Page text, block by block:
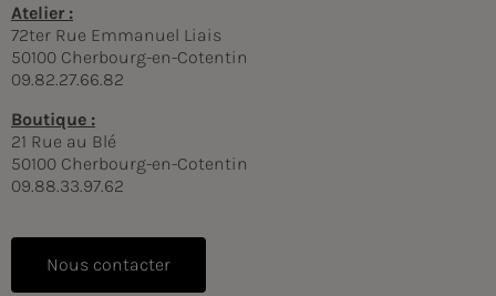
Atelier :
72ter Rue Emmanuel Liais
50100 Cherbourg-en-Cotentin
09.82.27.66.82
Boutique :
21 Rue au Blé
50100 Cherbourg-en-Cotentin
09.88.33.97.62
Nous contacter